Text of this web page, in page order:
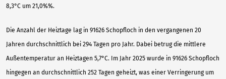
8,3°C um 21,0%%.
Die Anzahl der Heiztage lag in 91626 Schopfloch in den vergangenen 20
Jahren durchschnittlich bei 294 Tagen pro Jahr. Dabei betrug die mittlere
Außentemperatur an Heiztagen 5,7°C. Im Jahr 2025 wurde in 91626 Schopfloch
hingegen an durchschnittlich 252 Tagen geheizt, was einer Verringerung um